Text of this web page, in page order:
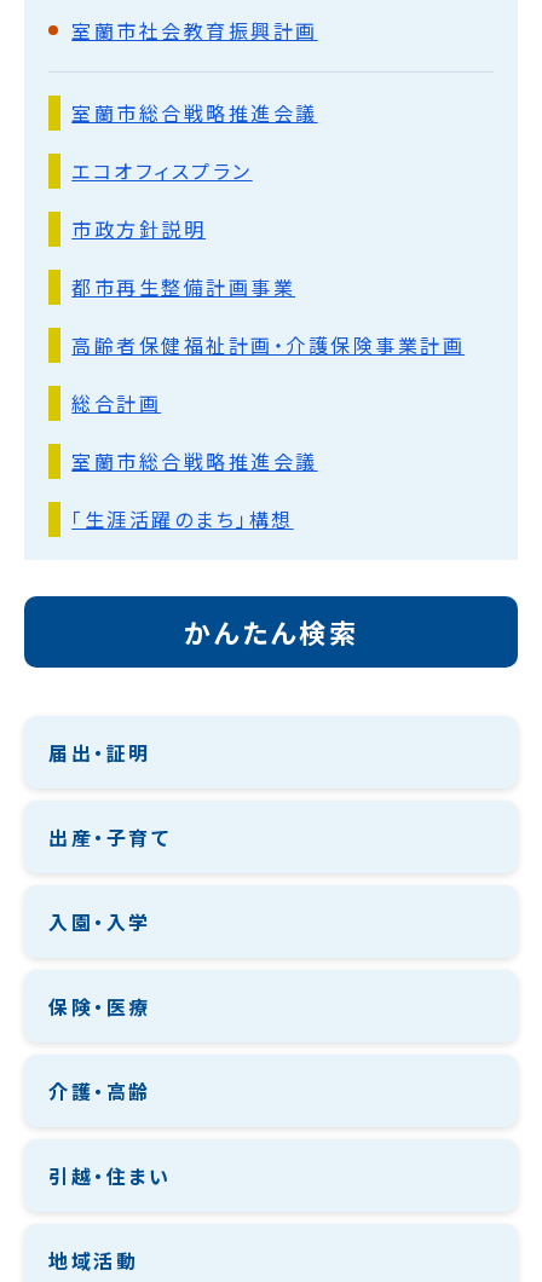
室蘭市社会教育振興計画
室蘭市総合戦略推進会議
エコオフィスプラン
市政方針説明
都市再生整備計画事業
高齢者保健福祉計画・介護保険事業計画
総合計画
室蘭市総合戦略推進会議
「生涯活躍のまち」構想
かんたん検索
届出・証明
出産・子育て
入園・入学
保険・医療
介護・高齢
引越・住まい
地域活動